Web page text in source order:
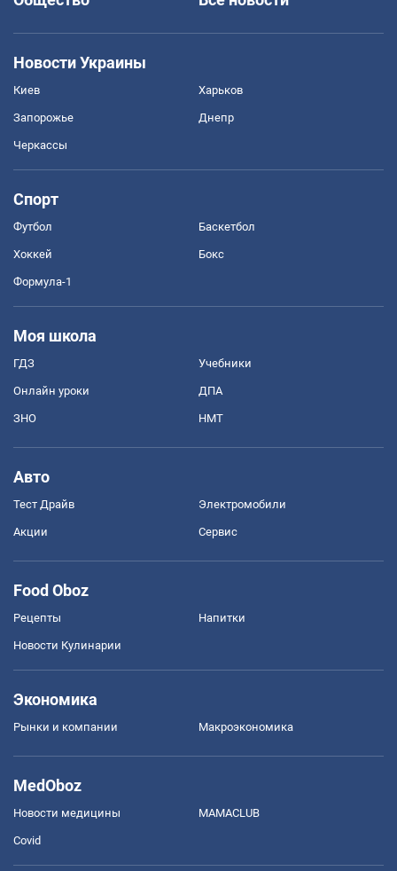
Новости Украины
Киев Харьков
Запорожье Днепр
Черкассы
Спорт
Футбол Баскетбол
Хоккей Бокс
Формула-1
Моя школа
ГДЗ Учебники
Онлайн уроки ДПА
ЗНО НМТ
Авто
Тест Драйв Электромобили
Акции Сервис
Food Oboz
Рецепты Напитки
Новости Кулинарии
Экономика
Рынки и компании Mакроэкономика
MedOboz
Новости медицины MAMACLUB
Covid